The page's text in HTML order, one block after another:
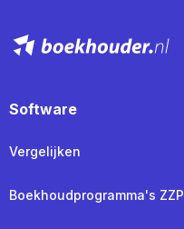
Software
Vergelijken
Boekhoudprogramma's ZZP